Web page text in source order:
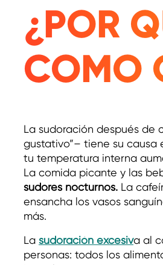
¿POR
COMO
La sudoración después de
gustativo”– tiene su
tu temperatura interna
La comida picante y las
sudores nocturnos. La
ensancha los vasos
más.
La sudoración excesiva al
personas: todos los